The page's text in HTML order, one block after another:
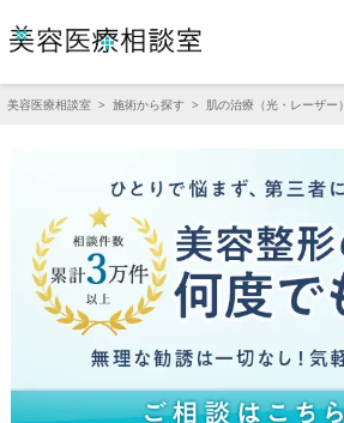
美容医療相談室 > 施術から探す > 肌の治療（光・レーザー）